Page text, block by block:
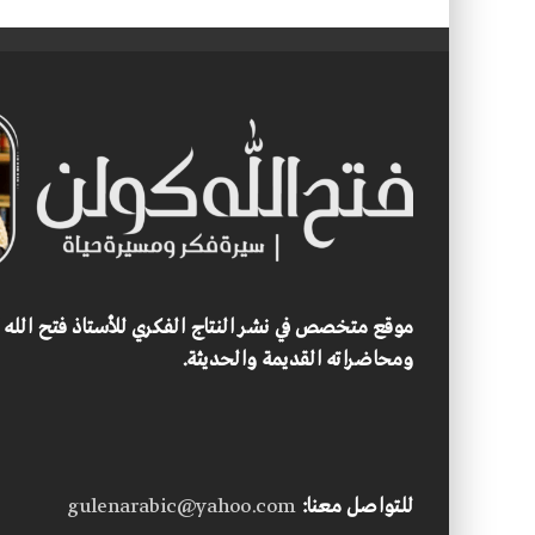
موقع متخصص في نشر النتاج الفكري للأستاذ فتح
ومحاضراته القديمة والحديثة.
للتواصل معنا:gulenarabic@yahoo.com